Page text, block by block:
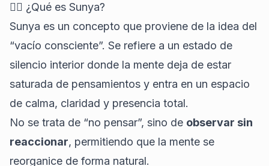
🧘‍♂️ ¿Qué es Sunya?
Sunya es un concepto que proviene de la idea del
“vacío consciente”. Se refiere a un estado de
silencio interior donde la mente deja de estar
saturada de pensamientos y entra en un espacio
de calma, claridad y presencia total.
No se trata de “no pensar”, sino de observar sin
reaccionar, permitiendo que la mente se
reorganice de forma natural.